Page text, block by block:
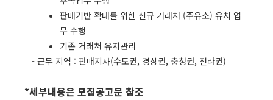
판매기반 확대를 위한 신규 거래처 (주유소) 유치 업
무 수행
기존 거래처 유지관리
- 근무 지역 : 판매지사(수도권, 경상권, 충청권, 전라권)
*세부내용은 모집공고문 참조